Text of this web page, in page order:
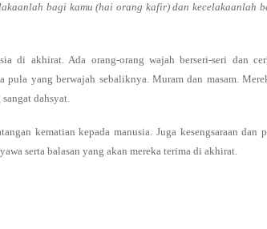
bagi kamu (hai orang kafir) dan kecelakaanlah
di akhirat. Ada orang-orang wajah berseri-seri dan
yang berwajah sebaliknya. Muram dan masam.
dahsyat.
kematian kepada manusia. Juga kesengsaraan dan
serta balasan yang akan mereka terima di akhirat.